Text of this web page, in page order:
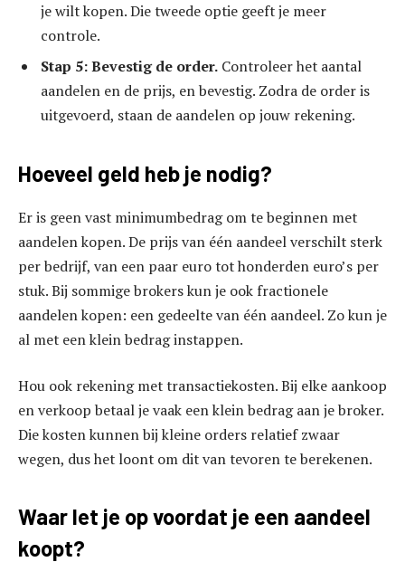
je wilt kopen. Die tweede optie geeft je meer
controle.
Stap 5: Bevestig de order. Controleer het aantal
aandelen en de prijs, en bevestig. Zodra de order is
uitgevoerd, staan de aandelen op jouw rekening.
Hoeveel geld heb je nodig?
Er is geen vast minimumbedrag om te beginnen met
aandelen kopen. De prijs van één aandeel verschilt sterk
per bedrijf, van een paar euro tot honderden euro’s per
stuk. Bij sommige brokers kun je ook fractionele
aandelen kopen: een gedeelte van één aandeel. Zo kun je
al met een klein bedrag instappen.
Hou ook rekening met transactiekosten. Bij elke aankoop
en verkoop betaal je vaak een klein bedrag aan je broker.
Die kosten kunnen bij kleine orders relatief zwaar
wegen, dus het loont om dit van tevoren te berekenen.
Waar let je op voordat je een aandeel
koopt?